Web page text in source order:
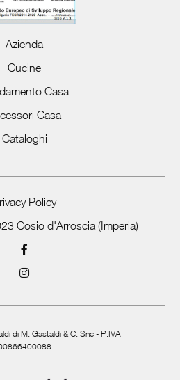
Azienda
Cucine
Casa
Casa
Cataloghi
Policy
Cosio d'Arroscia (Imperia)
di M. Gastaldi & C. Snc - P.IVA